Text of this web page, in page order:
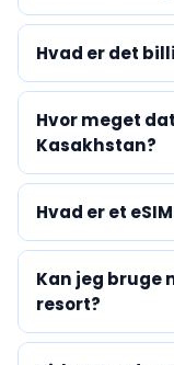
Hvad er det
Hvor meget
Kasakhstan?
Hvad er et
Kan jeg bruge
resort?